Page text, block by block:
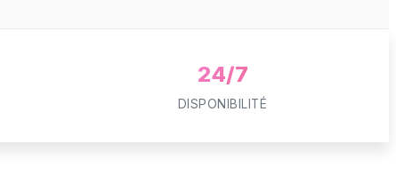
24/7
DISPONIBILITÉ